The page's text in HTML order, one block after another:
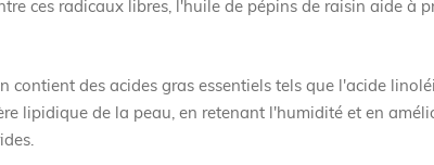
ces radicaux libres, l'huile de pépins de raisin aide à
contient des acides gras essentiels tels que l'acide
lipidique de la peau, en retenant l'humidité et en